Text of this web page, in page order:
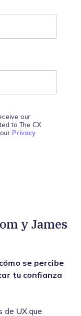
our
to The CX
Privacy
y James
se percibe
tu confianza
de UX que